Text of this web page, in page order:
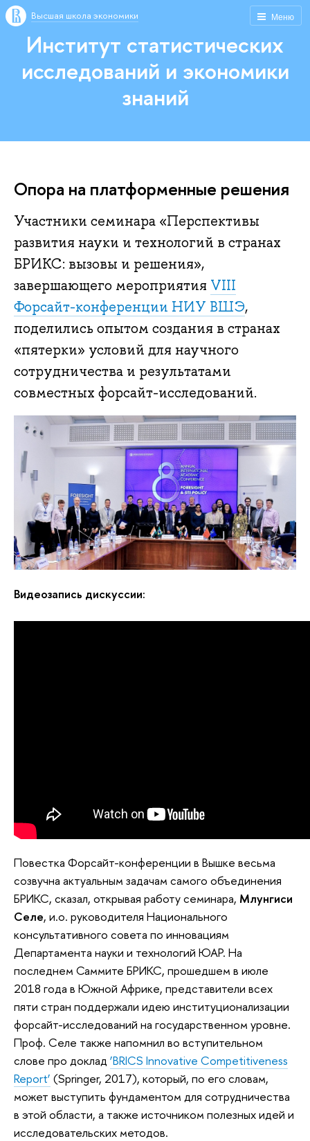
Меню
Высшая школа экономики
Институт статистических
исследований и экономики
знаний
Опора на платформенные решения
Участники семинара «Перспективы
развития науки и технологий в странах
БРИКС: вызовы и решения»,
завершающего мероприятия VIII
Форсайт-конференции НИУ ВШЭ,
поделились опытом создания в странах
«пятерки» условий для научного
сотрудничества и результатами
совместных форсайт-исследований.
Видеозапись дискуссии:
Повестка Форсайт-конференции в Вышке весьма
созвучна актуальным задачам самого объединения
БРИКС, сказал, открывая работу семинара, Млунгиси
Селе, и.о. руководителя Национального
консультативного совета по инновациям
Департамента науки и технологий ЮАР. На
последнем Саммите БРИКС, прошедшем в июле
2018 года в Южной Африке, представители всех
пяти стран поддержали идею институционализации
форсайт-исследований на государственном уровне.
Проф. Селе также напомнил во вступительном
слове про доклад ‘BRICS Innovative Competitiveness
Report’ (Springer, 2017), который, по его словам,
может выступить фундаментом для сотрудничества
в этой области, а также источником полезных идей и
исследовательских методов.